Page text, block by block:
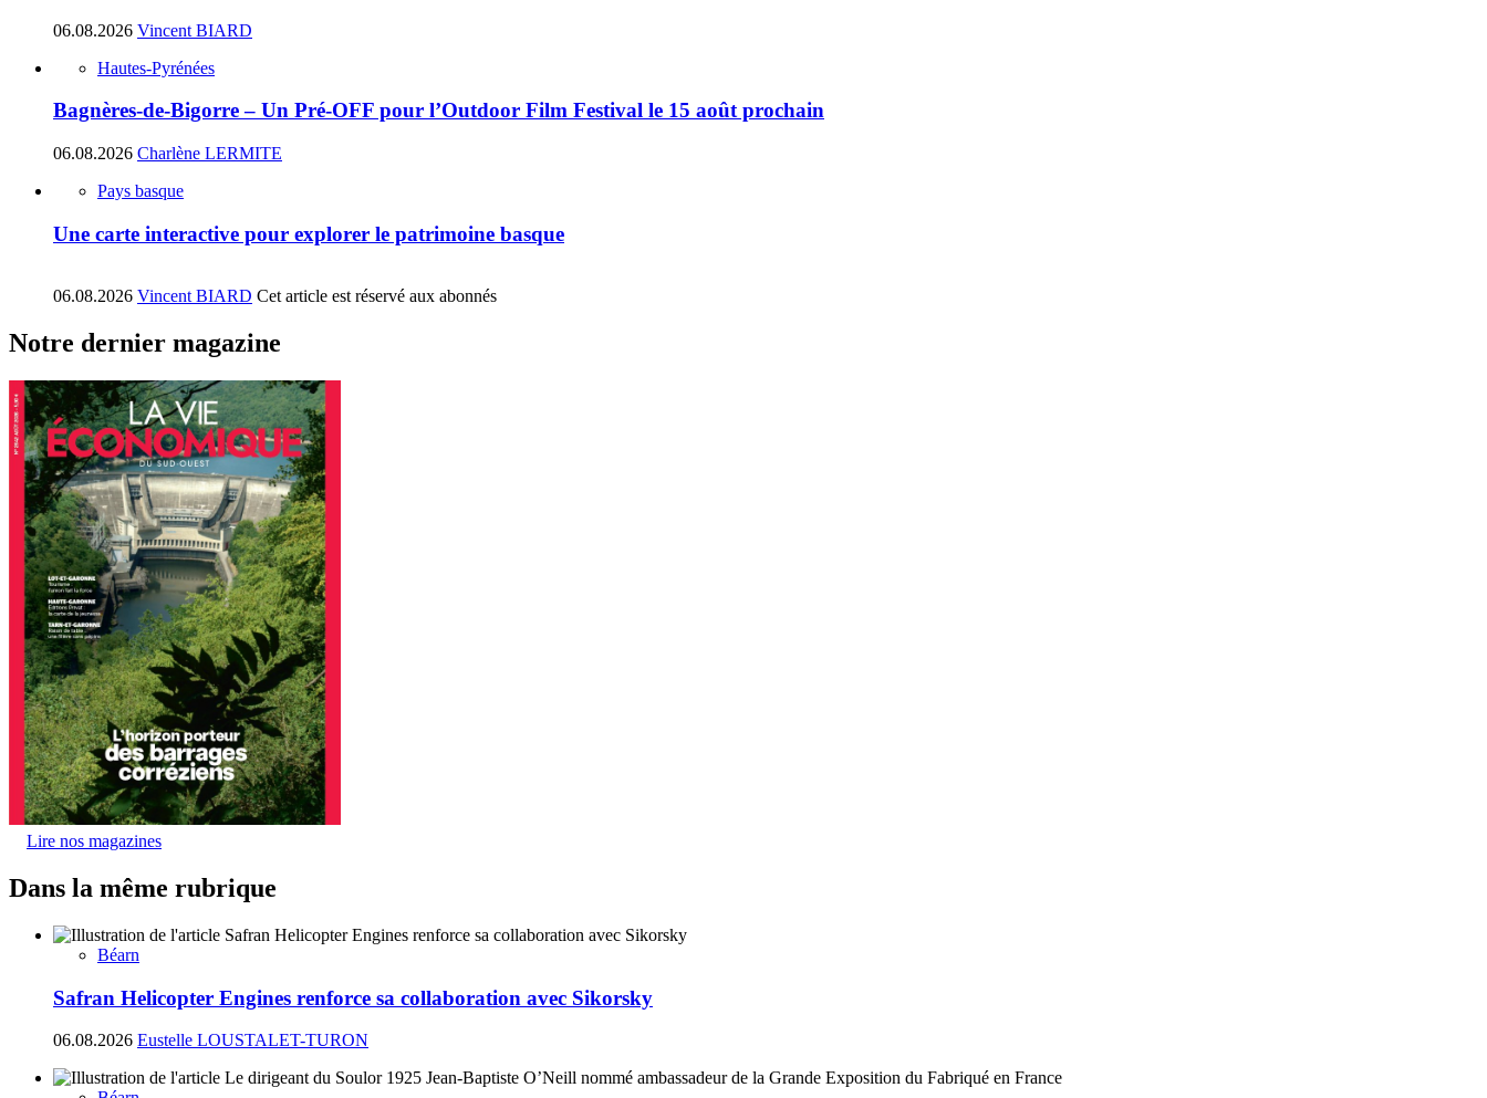
06.08.2026 Vincent BIARD
Hautes-Pyrénées
Bagnères-de-Bigorre – Un Pré-OFF pour l’Outdoor Film Festival le 15 août prochain
06.08.2026 Charlène LERMITE
Pays basque
Une carte interactive pour explorer le patrimoine basque
06.08.2026 Vincent BIARD Cet article est réservé aux abonnés
Notre dernier magazine
Lire nos magazines
Dans la même rubrique
Béarn
Safran Helicopter Engines renforce sa collaboration avec Sikorsky
06.08.2026 Eustelle LOUSTALET-TURON